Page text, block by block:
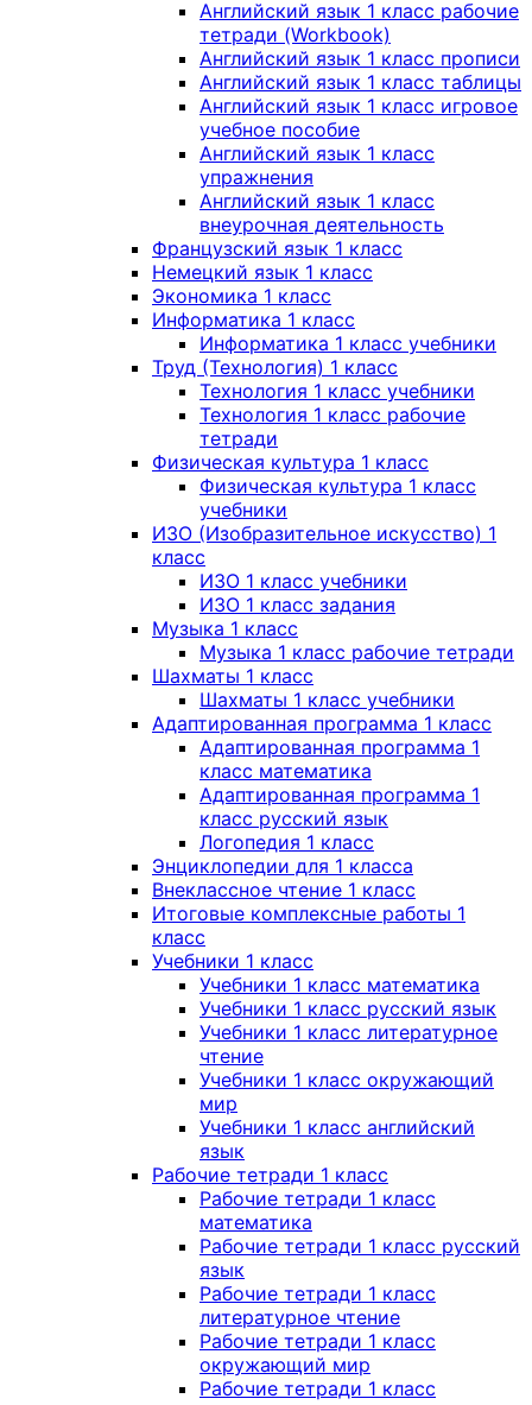
Английский язык 1 класс рабочие
тетради (Workbook)
Английский язык 1 класс прописи
Английский язык 1 класс таблицы
Английский язык 1 класс игровое
учебное пособие
Английский язык 1 класс
упражнения
Английский язык 1 класс
внеурочная деятельность
Французский язык 1 класс
Немецкий язык 1 класс
Экономика 1 класс
Информатика 1 класс
Информатика 1 класс учебники
Труд (Технология) 1 класс
Технология 1 класс учебники
Технология 1 класс рабочие
тетради
Физическая культура 1 класс
Физическая культура 1 класс
учебники
ИЗО (Изобразительное искусство) 1
класс
ИЗО 1 класс учебники
ИЗО 1 класс задания
Музыка 1 класс
Музыка 1 класс рабочие тетради
Шахматы 1 класс
Шахматы 1 класс учебники
Адаптированная программа 1 класс
Адаптированная программа 1
класс математика
Адаптированная программа 1
класс русский язык
Логопедия 1 класс
Энциклопедии для 1 класса
Внеклассное чтение 1 класс
Итоговые комплексные работы 1
класс
Учебники 1 класс
Учебники 1 класс математика
Учебники 1 класс русский язык
Учебники 1 класс литературное
чтение
Учебники 1 класс окружающий
мир
Учебники 1 класс английский
язык
Рабочие тетради 1 класс
Рабочие тетради 1 класс
математика
Рабочие тетради 1 класс русский
язык
Рабочие тетради 1 класс
литературное чтение
Рабочие тетради 1 класс
окружающий мир
Рабочие тетради 1 класс